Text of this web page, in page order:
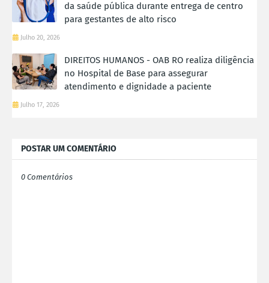
da saúde pública durante entrega de centro
para gestantes de alto risco
Julho 20, 2026
DIREITOS HUMANOS - OAB RO realiza diligência
no Hospital de Base para assegurar
atendimento e dignidade a paciente
Julho 17, 2026
POSTAR UM COMENTÁRIO
0 Comentários